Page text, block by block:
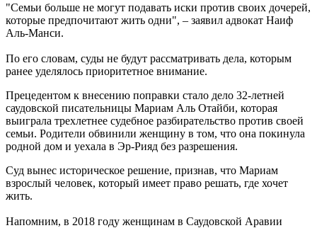
"Семьи больше не могут подавать иски против своих дочерей,
которые предпочитают жить одни", – заявил адвокат Наиф
Аль-Манси.
По его словам, суды не будут рассматривать дела, которым
ранее уделялось приоритетное внимание.
Прецедентом к внесению поправки стало дело 32-летней
саудовской писательницы Мариам Аль Отайби, которая
выиграла трехлетнее судебное разбирательство против своей
семьи. Родители обвинили женщину в том, что она покинула
родной дом и уехала в Эр-Рияд без разрешения.
Суд вынес историческое решение, признав, что Мариам
взрослый человек, который имеет право решать, где хочет
жить.
Напомним, в 2018 году женщинам в Саудовской Аравии